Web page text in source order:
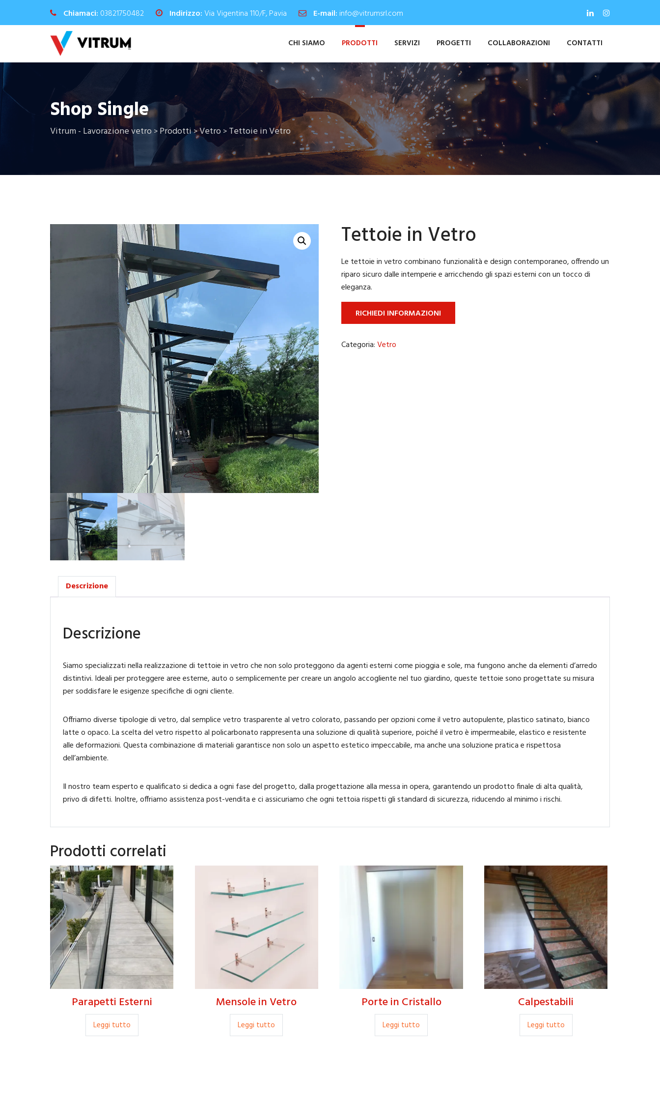
Chiamaci: 03821750482 Indirizzo:Via Vigentina 110/F, Pavia E-mail: info@vitrumsrl.com
CHI SIAMO PRODOTTI SERVIZI PROGETTI COLLABORAZIONI CONTATTI
Shop Single
Vitrum - Lavorazione vetro>Prodotti>Vetro>Tettoie in Vetro
Tettoie in Vetro
Le tettoie in vetro combinano funzionalità e design contemporaneo, offrendo un
riparo sicuro dalle intemperie e arricchendo gli spazi esterni con un tocco di
eleganza.
RICHIEDI INFORMAZIONI
Categoria:Vetro
Descrizione
Descrizione
Siamo specializzati nella realizzazione di tettoie in vetro che non solo proteggono da agenti esterni come pioggia e sole, ma fungono anche da elementi d’arredo
distintivi. Ideali per proteggere aree esterne, auto o semplicemente per creare un angolo accogliente nel tuo giardino, queste tettoie sono progettate su misura
per soddisfare le esigenze specifiche di ogni cliente.
Offriamo diverse tipologie di vetro, dal semplice vetro trasparente al vetro colorato, passando per opzioni come il vetro autopulente, plastico satinato, bianco
latte o opaco. La scelta del vetro rispetto al policarbonato rappresenta una soluzione di qualità superiore, poiché il vetro è impermeabile, elastico e resistente
alle deformazioni. Questa combinazione di materiali garantisce non solo un aspetto estetico impeccabile, ma anche una soluzione pratica e rispettosa
dell’ambiente.
Il nostro team esperto e qualificato si dedica a ogni fase del progetto, dalla progettazione alla messa in opera, garantendo un prodotto finale di alta qualità,
privo di difetti. Inoltre, offriamo assistenza post-vendita e ci assicuriamo che ogni tettoia rispetti gli standard di sicurezza, riducendo al minimo i rischi.
Prodotti correlati
Parapetti Esterni
Leggi tutto
Mensole in Vetro
Leggi tutto
Porte in Cristallo
Leggi tutto
Calpestabili
Leggi tutto